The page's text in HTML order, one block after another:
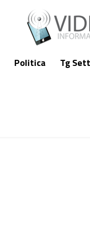
Politica Tg